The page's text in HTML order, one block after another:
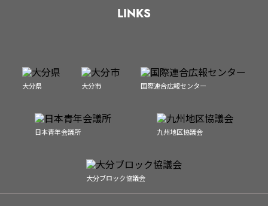
LINKS
大分県 大分市 国際連合広報センター
日本青年会議所 九州地区協議会
大分ブロック協議会